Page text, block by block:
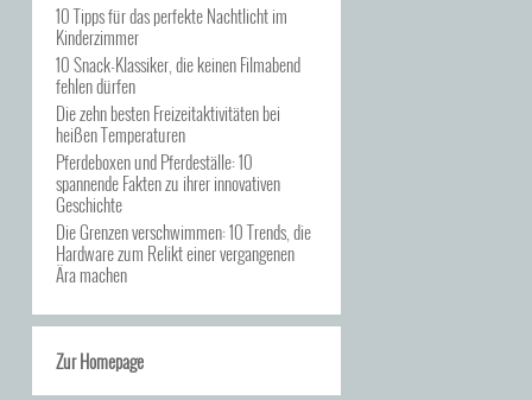
10 Tipps für das perfekte Nachtlicht im
Kinderzimmer
10 Snack-Klassiker, die keinen Filmabend
fehlen dürfen
Die zehn besten Freizeitaktivitäten bei
heißen Temperaturen
Pferdeboxen und Pferdeställe: 10
spannende Fakten zu ihrer innovativen
Geschichte
Die Grenzen verschwimmen: 10 Trends, die
Hardware zum Relikt einer vergangenen
Ära machen
Zur Homepage